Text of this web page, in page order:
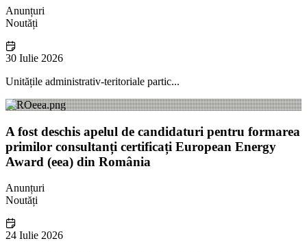
Anunțuri
Noutăți
30 Iulie 2026
Unitățile administrativ-teritoriale partic...
A fost deschis apelul de candidaturi pentru formarea
primilor consultanți certificați European Energy
Award (eea) din România
Anunțuri
Noutăți
24 Iulie 2026